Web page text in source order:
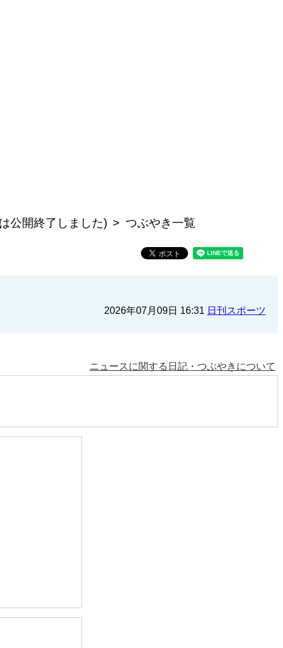
公開終了しました) つぶやき一覧
2026年07月09日 16:31 日刊スポーツ
ニュースに関する日記・つぶやきについて